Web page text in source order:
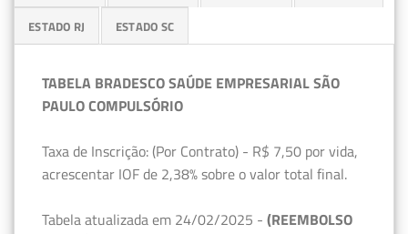
ESTADO RJ ESTADO SC
TABELA BRADESCO SAÚDE EMPRESARIAL SÃO
PAULO COMPULSÓRIO
Taxa de Inscrição: (Por Contrato) - R$ 7,50 por vida,
acrescentar IOF de 2,38% sobre o valor total final.
Tabela atualizada em 24/02/2025 - (REEMBOLSO